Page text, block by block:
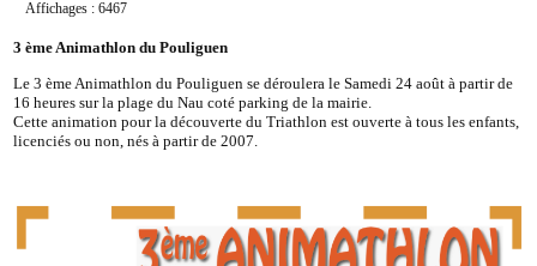
Affichages : 6467
3 ème Animathlon du Pouliguen
Le 3 ème Animathlon du Pouliguen se déroulera le Samedi 24 août à partir de
16 heures sur la plage du Nau coté parking de la mairie.
Cette animation pour la découverte du Triathlon est ouverte à tous les enfants,
licenciés ou non, nés à partir de 2007.